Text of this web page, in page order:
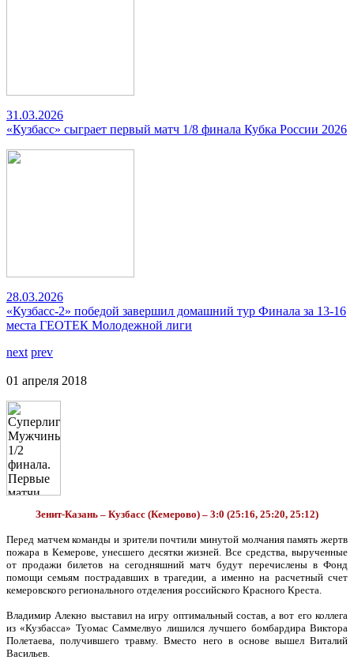
31.03.2026
«Кузбасс» сыграет первый матч 1/8 финала Кубка России 2026
28.03.2026
«Кузбасс-2» победой завершил домашний тур Финала за 13-16
места ГЕОТЕК Молодежной лиги
next prev
01 апреля 2018
Зенит-Казань – Кузбасс (Кемерово) – 3:0 (25:16, 25:20, 25:12)
Перед матчем команды и зрители почтили минутой молчания память жертв
пожара в Кемерове, унесшего десятки жизней. Все средства, вырученные
от продажи билетов на сегодняшний матч будут перечислены в Фонд
помощи семьям пострадавших в трагедии, а именно на расчетный счет
кемеровского регионального отделения российского Красного Креста.
Владимир Алекно выставил на игру оптимальный состав, а вот его коллега
из «Кузбасса» Туомас Саммелвуо лишился лучшего бомбардира Виктора
Полетаева, получившего травму. Вместо него в основе вышел Виталий
Васильев.